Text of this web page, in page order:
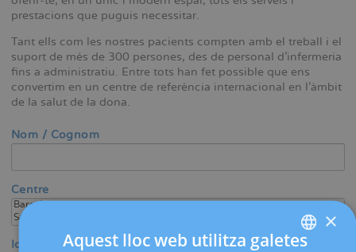
prestacions que puguis necessitar.
Tant ells com les nostres pacients compten amb el treball i el
suport de més de 300 persones, des de personal d'infermeria
fins a administratiu. Entre tots han fet possible que ens
convertim en un centre de referència internacional en l'àmbit
de la salut de la dona.
Nom / Cognom
Centre
Idioma
×
Aquest lloc web utilitza galetes